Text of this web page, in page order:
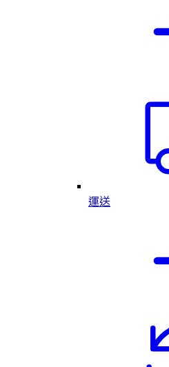
運送